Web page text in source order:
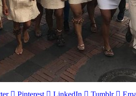
Pinterest LinkedIn Tumblr